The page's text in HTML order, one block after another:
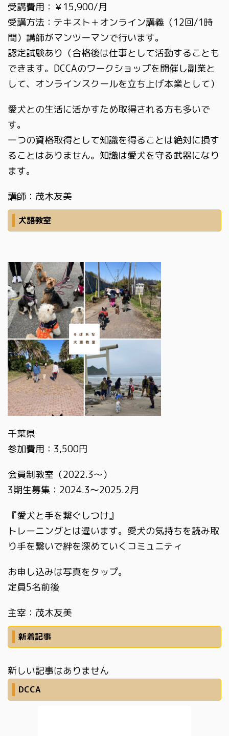
受講費用：￥15,900/月
受講方法：テキスト＋オンライン講義（12回/1時
間）講師がマンツーマンで行います。
認定試験あり（合格後は仕事として活動することも
できます。DCCAのワークショップを開催し副業と
して、オンラインスクールを立ち上げ本業として）
愛犬との生活に活かすため取得される方も多いで
す。
一つの資格取得として知識を得ることは絶対に損す
ることはありません。知識は愛犬を守る武器になり
ます。
講師：茂木友美
犬語教室
千葉県
参加費用：3,500円
会員制教室（2022.3〜）
3期生募集：2024.3〜2025.2月
『愛犬と手を繋ぐしつけ』
トレーニングとは違います。愛犬の気持ちを読み取
り手を繋いで絆を深めていくコミュニティ
お申し込みは写真をタップ。
定員5名前後
主宰：茂木友美
新着記事
新しい記事はありません
DCCA